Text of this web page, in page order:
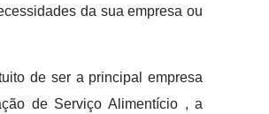
da sua empresa ou
de ser a principal empresa
de Serviço Alimentício , a